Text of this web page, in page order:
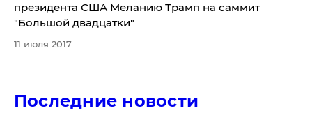
президента США Меланию Трамп на саммит
"Большой двадцатки"
11 июля 2017
Последние новости